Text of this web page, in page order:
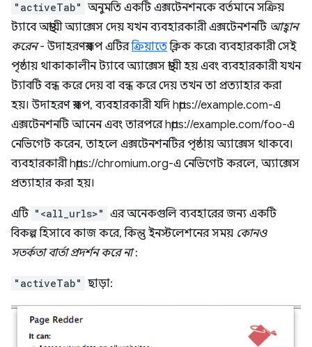
"activeTab" অনুমতি একটি এক্সটেনশনকে বর্তমানে সক্রিয়
ট্যাবে অস্থায়ী অ্যাক্সেস দেয় যখন ব্যবহারকারী এক্সটেনশনটি আহ্বান
করেন- উদাহরণস্বরূপ এটিরক্রিয়াতেক্লিক করে৷ ব্যবহারকারী সেই
পৃষ্ঠায় থাকাকালীন ট্যাবে অ্যাক্সেস স্থায়ী হয় এবং ব্যবহারকারী যখন
ট্যাবটি বন্ধ করে দেয় বা বন্ধ করে দেয় তখন তা প্রত্যাহার করা
হয়। উদাহরণ স্বরূপ, ব্যবহারকারী যদি https://example.com-এ
এক্সটেনশনটি আনেন এবং তারপরে https://example.com/foo-এ
নেভিগেট করেন, তাহলে এক্সটেনশনটির পৃষ্ঠায় অ্যাক্সেস থাকবে।
ব্যবহারকারী https://chromium.org-এ নেভিগেট করলে, অ্যাক্সেস
প্রত্যাহার করা হয়।
এটি "<all_urls>" এর অনেকগুলি ব্যবহারের জন্য একটি
বিকল্প হিসাবে কাজ করে, কিন্তু ইনস্টলেশনের সময় কোনও
সতর্কতা বার্তা প্রদর্শন করে না:
"activeTab" ছাড়া: